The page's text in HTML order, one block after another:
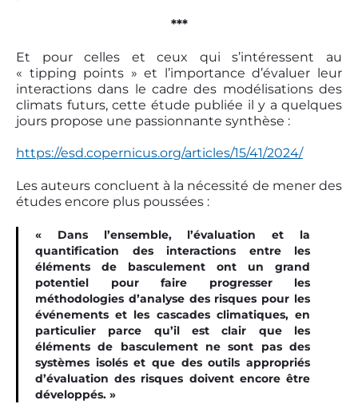
***
Et pour celles et ceux qui s’intéressent au
« tipping points » et l’importance d’évaluer leur
interactions dans le cadre des modélisations des
climats futurs, cette étude publiée il y a quelques
jours propose une passionnante synthèse :
https://esd.copernicus.org/articles/15/41/2024/
Les auteurs concluent à la nécessité de mener des
études encore plus poussées :
« Dans l’ensemble, l’évaluation et la
quantification des interactions entre les
éléments de basculement ont un grand
potentiel pour faire progresser les
méthodologies d’analyse des risques pour les
événements et les cascades climatiques, en
particulier parce qu’il est clair que les
éléments de basculement ne sont pas des
systèmes isolés et que des outils appropriés
d’évaluation des risques doivent encore être
développés. »